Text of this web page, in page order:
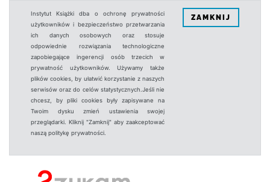
Instytut Książki dba o ochronę prywatności
użytkowników i bezpieczeństwo przetwarzania
ich danych osobowych oraz stosuje
odpowiednie rozwiązania technologiczne
zapobiegające ingerencji osób trzecich w
prywatność użytkowników. Używamy także
plików cookies, by ułatwić korzystanie z naszych
serwisów oraz do celów statystycznych.Jeśli nie
chcesz, by pliki cookies były zapisywane na
Twoim dysku zmień ustawienia swojej
przeglądarki. Kliknij "Zamknij" aby zaakceptować
naszą politykę prywatności.
ZAMKNIJ